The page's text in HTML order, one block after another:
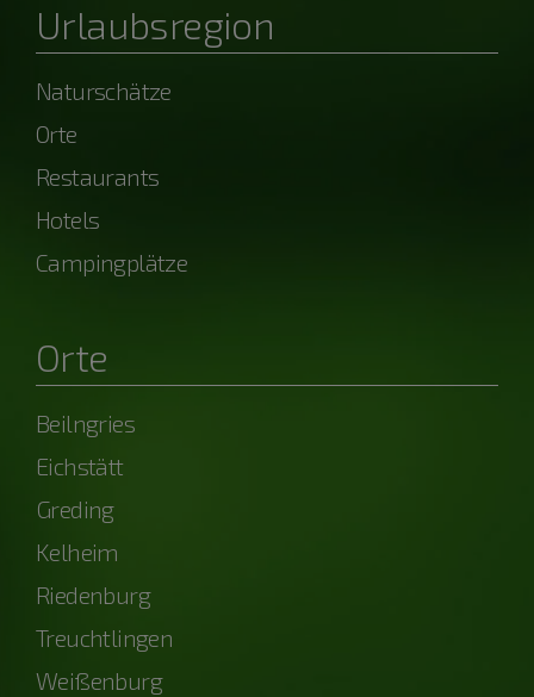
Urlaubsregion
Naturschätze
Orte
Restaurants
Hotels
Campingplätze
Orte
Beilngries
Eichstätt
Greding
Kelheim
Riedenburg
Treuchtlingen
Weißenburg